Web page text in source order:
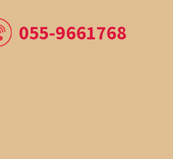
055-9661768